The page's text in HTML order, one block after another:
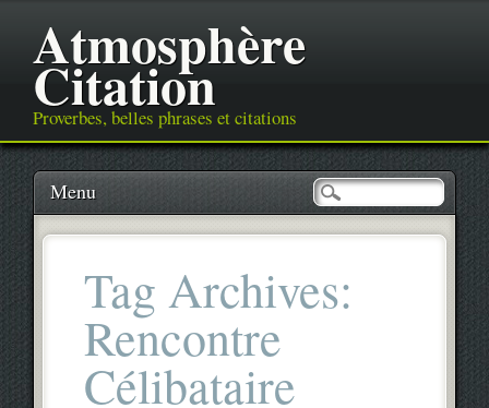
Atmosphère
Citation
Proverbes, belles phrases et citations
Main menu
Skip
content
Menu
Tag Archives:
Rencontre
Célibataire